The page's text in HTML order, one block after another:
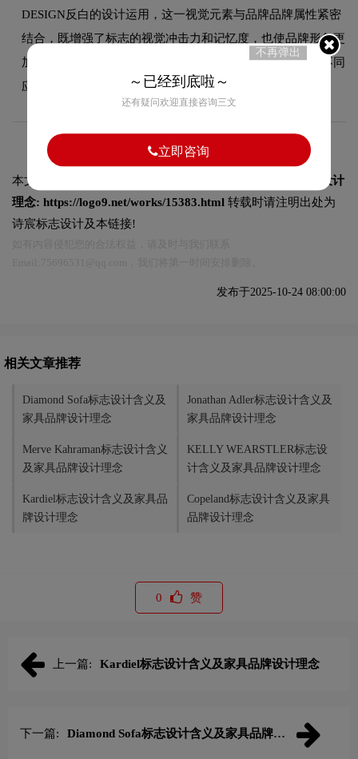
DESIGN反白的设计运用，这一视觉元素与品牌品牌属性紧密
结合，既增强了标志的视觉冲击力和记忆度，也使品牌形象更
加鲜明突出。整体设计在保持图形风格的同时，兼顾了在不同
应用场景下的适应性和可识别性。
本文标题和链接
PHASE DESIGN标志设计含义及家具品牌设计
理念: https://logo9.net/works/15383.html 转载时请注明出处为
诗宸标志设计及本链接!
发布于2025-10-24 08:00:00
相关文章推荐
Diamond Sofa标志设计含义及
家具品牌设计理念
Jonathan Adler标志设计含义及
家具品牌设计理念
Merve Kahraman标志设计含义
及家具品牌设计理念
KELLY WEARSTLER标志设
计含义及家具品牌设计理念
Kardiel标志设计含义及家具品
牌设计理念
Copeland标志设计含义及家具
品牌设计理念
0 赞
上一篇: Kardiel标志设计含义及家具品牌设计理念
下一篇:
Diamond Sofa标志设计含义及家具品牌设
不再弹出
～已经到底啦～
还有疑问欢迎直接咨询三文
立即咨询